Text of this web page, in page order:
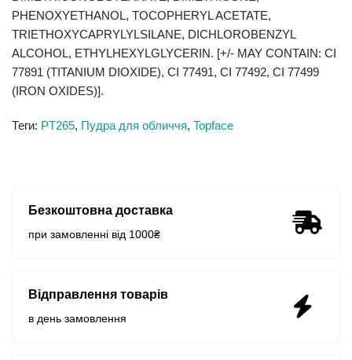
PHENOXYETHANOL, TOCOPHERYL ACETATE,
TRIETHOXYCAPRYLYLSILANE, DICHLOROBENZYL
ALCOHOL, ETHYLHEXYLGLYCERIN. [+/- MAY CONTAIN: CI
77891 (TITANIUM DIOXIDE), CI 77491, CI 77492, CI 77499
(IRON OXIDES)].
Теги: PT265, Пудра для обличчя, Topface
Безкоштовна доставка
при замовленні від 1000₴
Відправлення товарів
в день замовлення